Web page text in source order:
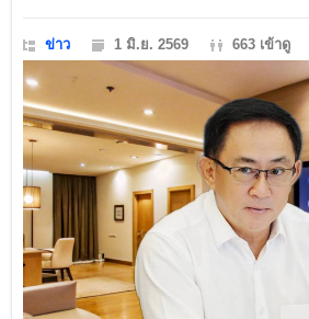
ข่าว 1 มิ.ย. 2569 663 เข้าดู